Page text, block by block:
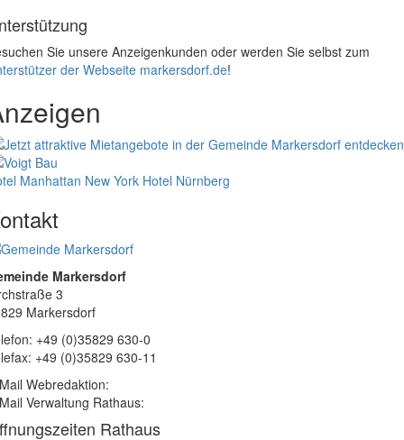
Sie unsere Anzeigenkunden oder werden Sie selbst zum
der Webseite markersdorf.de!
Manhattan New York Hotel Nürnberg
Markersdorf
3
Markersdorf
+49 (0)35829 630-0
+49 (0)35829 630-11
Webredaktion:
Verwaltung Rathaus:
Rathaus